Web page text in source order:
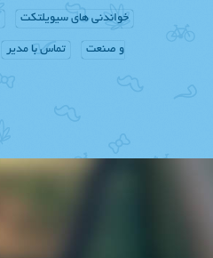
خواندنی های سیویلتکت
و صنعت تماس با مدیر